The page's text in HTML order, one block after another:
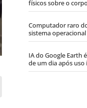
físicos sobre o
Computador raro
sistema
IA do Google Earth
de um dia após uso